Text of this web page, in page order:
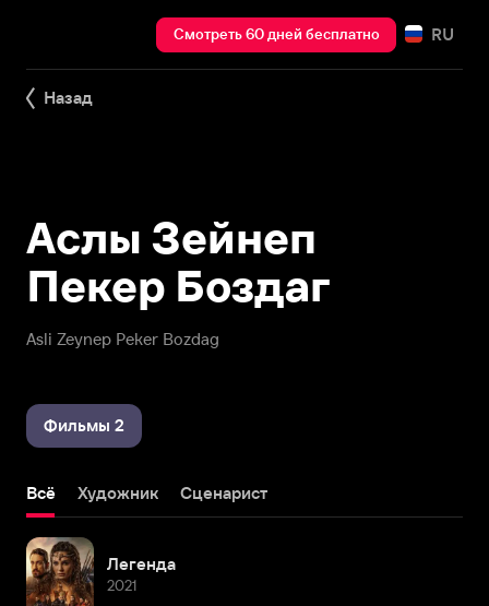
Смотреть 60 дней бесплатно RU
Назад
Asli Zeynep Peker Bozdag
Аслы Зейнеп
Пекер Боздаг
Фильмы 2
Всё Художник Сценарист
Легенда
2021